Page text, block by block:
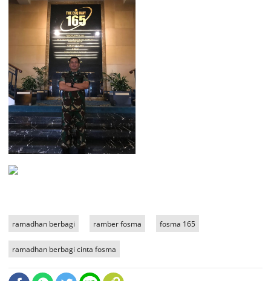
ramadhan berbagi ramber fosma fosma 165
ramadhan berbagi cinta fosma